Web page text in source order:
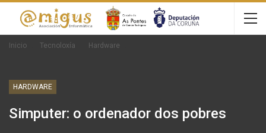
Inicio Tecnoloxía Hardware
HARDWARE
Simputer: o ordenador dos pobres